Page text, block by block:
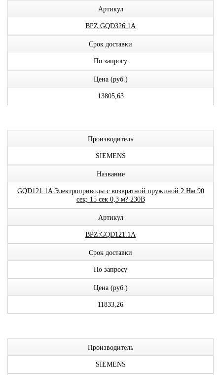
Артикул
BPZ:GQD326.1A
Срок доставки
По запросу
Цена (руб.)
13805,63
Производитель
SIEMENS
Название
GQD121.1A Электроприводы с возвратной пружиной 2 Нм 90
сек; 15 сек 0,3 м? 230В
Артикул
BPZ:GQD121.1A
Срок доставки
По запросу
Цена (руб.)
11833,26
Производитель
SIEMENS